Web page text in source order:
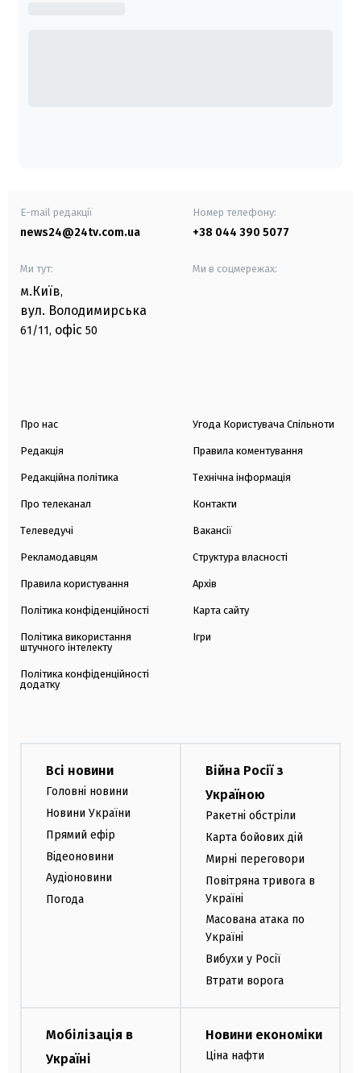
E-mail редакції
news24@24tv.com.ua
Номер телефону:
+38 044 390 5077
Ми тут:
м.Київ,
вул. Володимирська
61/11, офіс 50
Ми в соцмережах:
Про нас
Редакція
Редакційна політика
Про телеканал
Телеведучі
Рекламодавцям
Правила користування
Політика конфіденційності
Політика використання
штучного інтелекту
Політика конфіденційності
додатку
Угода Користувача Спільноти
Правила коментування
Технічна інформація
Контакти
Вакансії
Структура власності
Архів
Карта сайту
Ігри
Всі новини
Головні новини
Новини України
Прямий ефір
Відеоновини
Аудіоновини
Погода
Війна Росії з
Україною
Ракетні обстріли
Карта бойових дій
Мирні переговори
Повітряна тривога в
Україні
Масована атака по
Україні
Вибухи у Росії
Втрати ворога
Мобілізація в
Україні
Новини економіки
Ціна нафти